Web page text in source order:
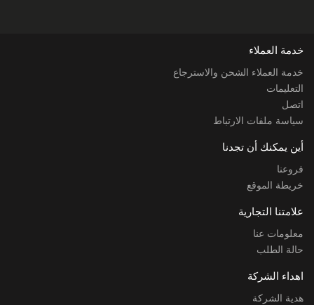
خدمة العملاء
خدمة العملاء الشحن والاسترجاع
التعليمات
اتصل
سياسة ملفات الارتباط
أين يمكنك أن تجدنا
فروعنا
خريطة الموقع
علامتنا التجارية
معلومات عنا
حالة الطلب
اهداء الشركة
هدية الشركة